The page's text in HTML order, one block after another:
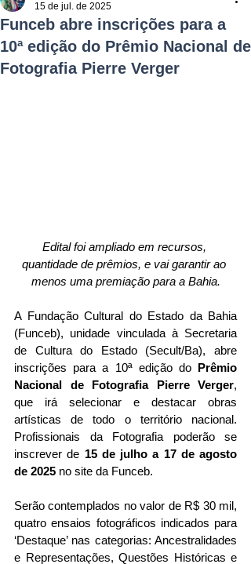
Funceb abre inscrições para a
10ª edição do Prêmio Nacional de
Fotografia Pierre Verger
15 de jul. de 2025
Edital foi ampliado em recursos,
quantidade de prêmios, e vai garantir ao
menos uma premiação para a Bahia.
A Fundação Cultural do Estado da Bahia
(Funceb), unidade vinculada à Secretaria
de Cultura do Estado (Secult/Ba), abre
inscrições para a 10ª edição do Prêmio
Nacional de Fotografia Pierre Verger,
que irá selecionar e destacar obras
artísticas de todo o território nacional.
Profissionais da Fotografia poderão se
inscrever de 15 de julho a 17 de agosto
de 2025 no site da Funceb.
Serão contemplados no valor de R$ 30 mil,
quatro ensaios fotográficos indicados para
‘Destaque’ nas categorias: Ancestralidades
e Representações, Questões Históricas e